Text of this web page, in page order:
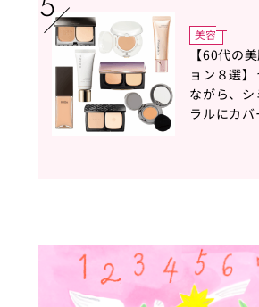
美容
【60代の
ョン８選
ながら、シ
ラルにカ